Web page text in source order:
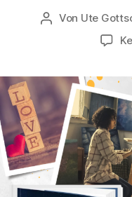
Beitragsautor
Von Ute